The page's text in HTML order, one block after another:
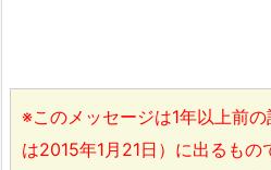
※このメッセージは1年以上前
は2015年1月21日）に出るもの